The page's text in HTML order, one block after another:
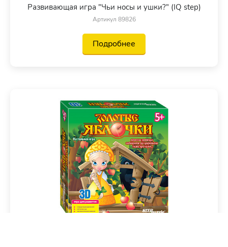
Развивающая игра "Чьи носы и ушки?" (IQ step)
Артикул 89826
Подробнее